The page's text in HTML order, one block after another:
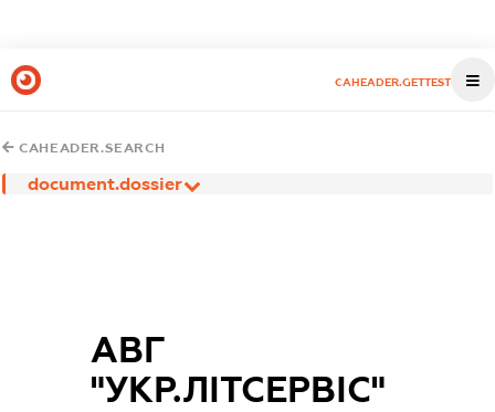
CAHEADER.GETTEST
CAHEADER.SEARCH
document.dossier
АВГ
"УКР.ЛІТСЕРВІС"